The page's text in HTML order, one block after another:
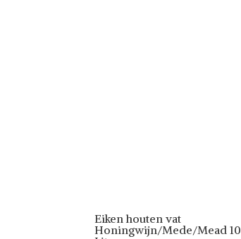
Eiken houten vat
Honingwijn/Mede/Mead 10